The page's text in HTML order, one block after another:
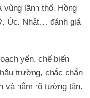
lãnh thổ: Hồng
Úc, Nhật… đánh giá
yến, chế biến
trường, chắc chắn
và nắm rõ tường tận.